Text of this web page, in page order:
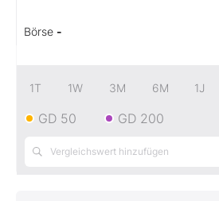
Experten
Mein B:O
Börse -
1T 1W 3M 6M 1J
GD 50 GD 200